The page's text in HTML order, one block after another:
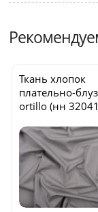
Ткань хлопок
плательно-
ortillo (нн